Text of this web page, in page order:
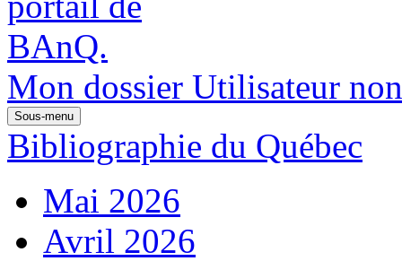
Mon dossier Utilisateur
Sous-menu
Bibliographie du Québec
Mai 2026
Avril 2026